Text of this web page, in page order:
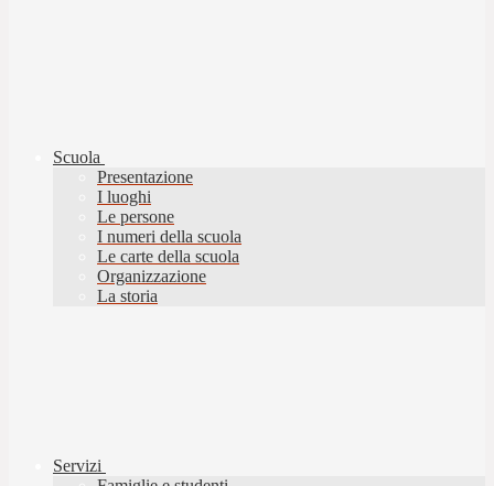
Scuola
Presentazione
I luoghi
Le persone
I numeri della scuola
Le carte della scuola
Organizzazione
La storia
Servizi